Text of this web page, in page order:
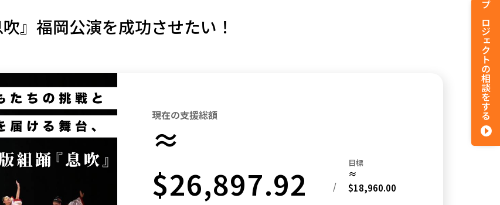
栃木 群馬 埼玉 千葉
富山 石川 福井
滋賀 京都 大阪
島根 岡山 広島
佐賀 長崎 熊本 鹿児島 沖縄
』福岡公演を成功させたい！
現在の支援総額
≈
$26,897.92
/
目標
≈
$18,960.00
プロジェクトの相談をする